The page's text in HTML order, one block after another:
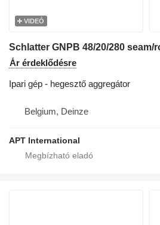
VIDEÓ
Schlatter GNPB 48/20/280 seam/
Ár érdeklődésre
Ipari gép - hegesztő aggregátor
Belgium, Deinze
APT International